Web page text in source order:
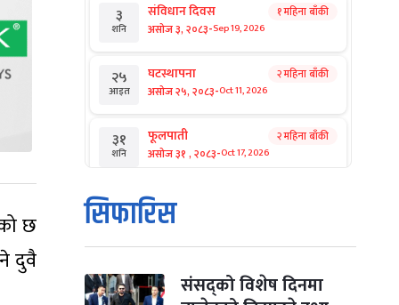
छ
दुवै
३
शनि
संविधान दिवस
असोज ३, २०८३-Sep 19, 2026
१ महिना बाँकी
२५
आइत
घटस्थापना
असोज २५, २०८३-Oct 11, 2026
२ महिना बाँकी
३१
शनि
फूलपाती
असोज ३१ , २०८३-Oct 17, 2026
२ महिना बाँकी
१
आइत
कार्तिक सङ्क्रान्ति
कार्तिक १, २०८३
मंगल कार्तिक ३, २०८३-Oct 20, 2026
सिफारिस
संसद्को विशेष दिनमा